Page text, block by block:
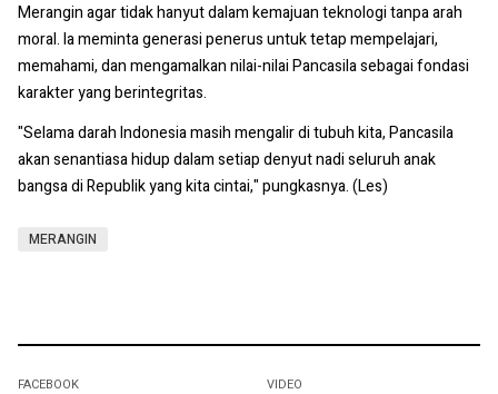
Merangin agar tidak hanyut dalam kemajuan teknologi tanpa arah
moral. Ia meminta generasi penerus untuk tetap mempelajari,
memahami, dan mengamalkan nilai-nilai Pancasila sebagai fondasi
karakter yang berintegritas.
"Selama darah Indonesia masih mengalir di tubuh kita, Pancasila
akan senantiasa hidup dalam setiap denyut nadi seluruh anak
bangsa di Republik yang kita cintai," pungkasnya. (Les)
MERANGIN
FACEBOOK
VIDEO